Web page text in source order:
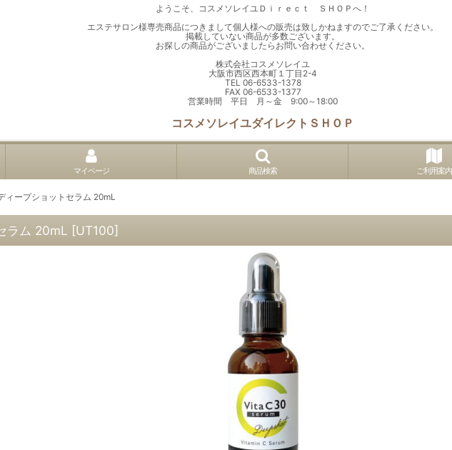
ようこそ、コスメソレイユＤｉｒｅｃｔ ＳＨＯＰへ！
エステサロン様専売商品につきまして個人様への販売は致しかねますのでご了承ください。
掲載していない商品が多数ございます。
お探しの商品がございましたらお問い合わせください。
株式会社コスメソレイユ
大阪市西区西本町１丁目2-4
TEL 06-6533-1378
FAX 06-6533-1377
営業時間 平日 月～金 9:00～18:00
コスメソレイユダイレクトＳＨＯＰ
マイページ 商品検索 ご利用案内
ィープショットセラム 20mL
ラム 20mL [UT100]